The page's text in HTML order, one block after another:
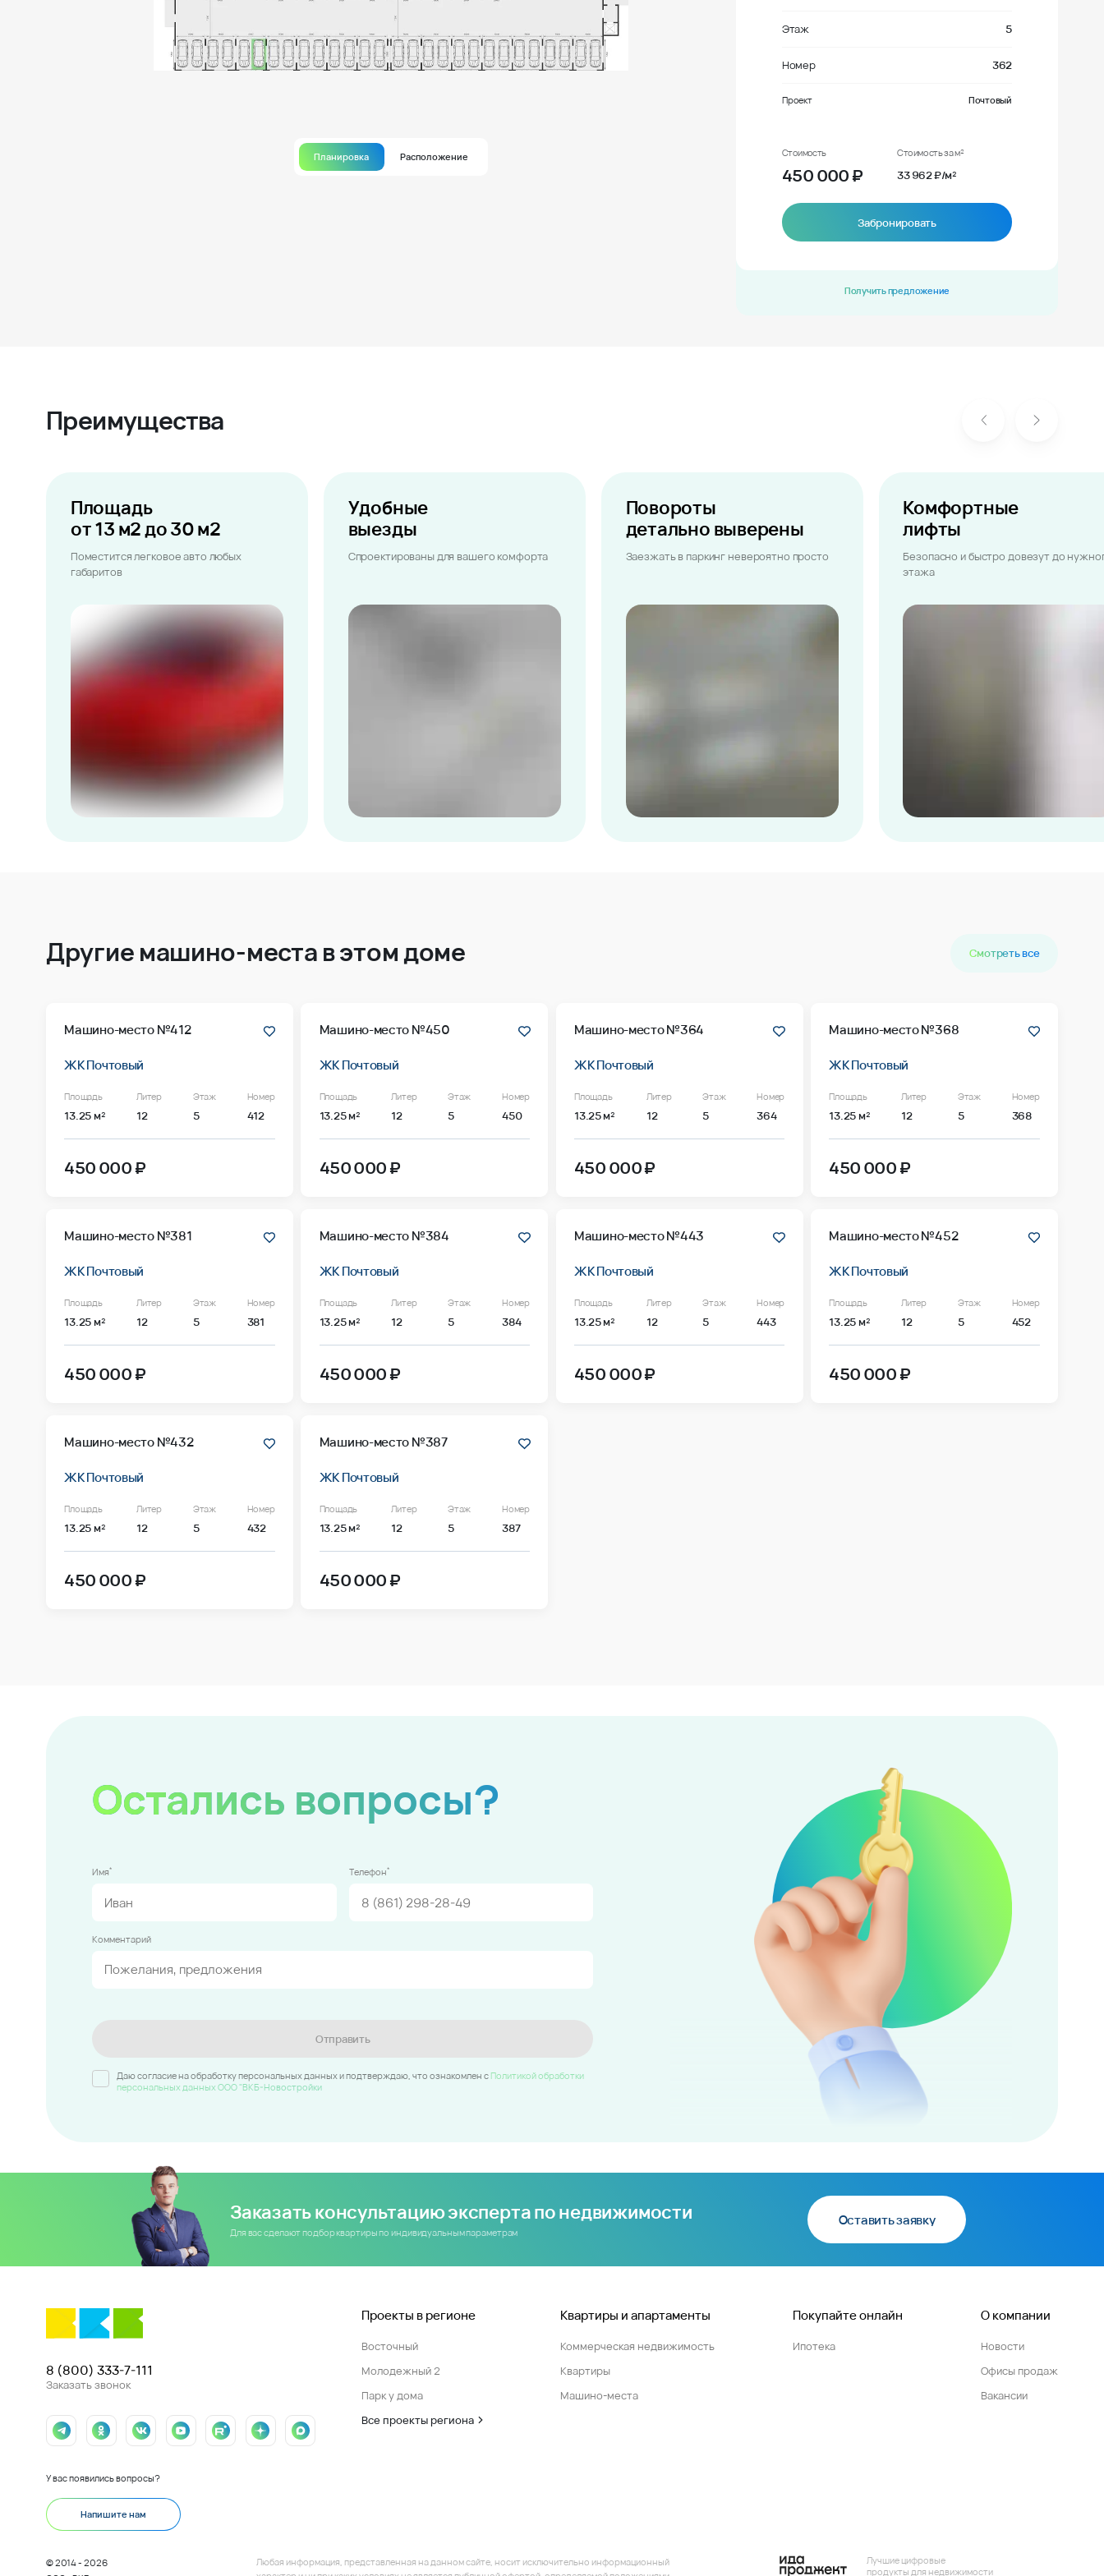
Планировка Расположение
Этаж 5
Номер 362
Проект Почтовый
Стоимость
450 000₽
Стоимость за м²
33 962 ₽/м²
Забронировать
Получить предложение
Преимущества
Площадь
от 13 м2 до 30 м2
Поместится легковое авто любых
габаритов
Удобные
выезды
Спроектированы для вашего комфорта
Повороты
детально выверены
Заезжать в паркинг невероятно просто
Комфортные
лифты
Безопасно и быстро довезут до
этажа
Другие машино-места в этом доме Смотреть все
Машино-место №412
ЖК Почтовый
Площадь
13.25 м²
Литер
12
Этаж
5
Номер
412
450 000 ₽
Машино-место №450
ЖК Почтовый
Площадь
13.25 м²
Литер
12
Этаж
5
Номер
450
450 000 ₽
Машино-место №364
ЖК Почтовый
Площадь
13.25 м²
Литер
12
Этаж
5
Номер
364
450 000 ₽
Машино-место №368
ЖК Почтовый
Площадь
13.25 м²
Литер
12
Этаж
5
Номер
368
450 000 ₽
Машино-место №381
ЖК Почтовый
Площадь
13.25 м²
Литер
12
Этаж
5
Номер
381
450 000 ₽
Машино-место №384
ЖК Почтовый
Площадь
13.25 м²
Литер
12
Этаж
5
Номер
384
450 000 ₽
Машино-место №443
ЖК Почтовый
Площадь
13.25 м²
Литер
12
Этаж
5
Номер
443
450 000 ₽
Машино-место №452
ЖК Почтовый
Площадь
13.25 м²
Литер
12
Этаж
5
Номер
452
450 000 ₽
Машино-место №432
ЖК Почтовый
Площадь
13.25 м²
Литер
12
Этаж
5
Номер
432
450 000 ₽
Машино-место №387
ЖК Почтовый
Площадь
13.25 м²
Литер
12
Этаж
5
Номер
387
450 000 ₽
Остались вопросы?
Имя* Телефон*
Комментарий
Отправить
Даю согласие на обработку персональных данных и подтверждаю, что ознакомлен c Политикой обработки
персональных данных ООО "ВКБ-Новостройки
Заказать консультацию эксперта по недвижимости
Для вас сделают подбор квартиры по индивидуальным параметрам
Оставить заявку
8 (800) 333-7-111
Заказать звонок
У вас появились вопросы?
Напишите нам
Проекты в регионе
Восточный
Молодежный 2
Парк у дома
Все проекты региона
Квартиры и апартаменты
Коммерческая недвижимость
Квартиры
Машино-места
Покупайте онлайн
Ипотека
О компании
Новости
Офисы продаж
Вакансии
© 2014 - 2026
Любая информация, представленная на данном сайте, носит исключительно информационный
Лучшие цифровые
продукты для недвижимости